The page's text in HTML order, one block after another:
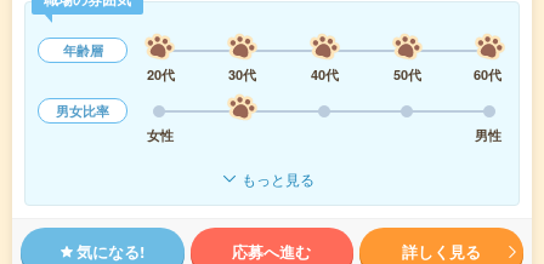
年齢層
20代
30代 40代 50代
60代
男女比率
女性
男性
もっと見る
気になる! 応募へ進む 詳しく見る